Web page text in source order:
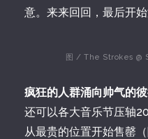
意。来来回回，最后开始
图 / The Strokes @
疯狂的人群涌向帅气的彼
还可以各大音乐节压轴
从最贵的位置开始售罄